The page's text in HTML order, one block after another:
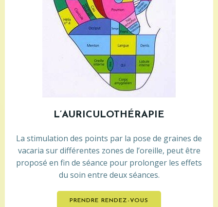
L’AURICULOTHÉRAPIE
La stimulation des points par la pose de graines de
vacaria sur différentes zones de l’oreille, peut être
proposé en fin de séance pour prolonger les effets
du soin entre deux séances.
PRENDRE RENDEZ-VOUS